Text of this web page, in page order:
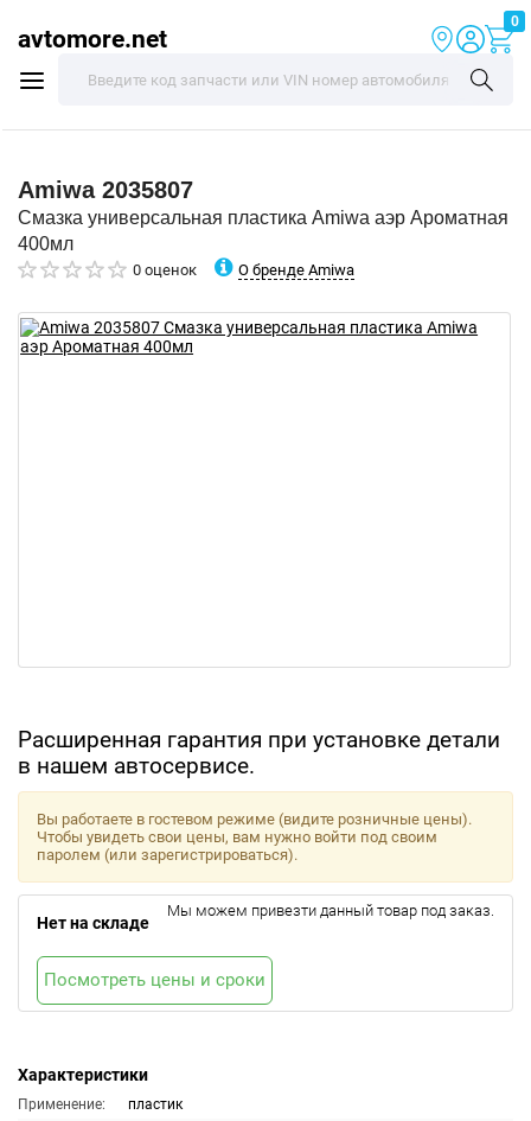
avtomore.net
0
Amiwa 2035807
Смазка универсальная пластика Amiwa аэр Ароматная
400мл
0 оценок О бренде Amiwa
Расширенная гарантия при установке детали
в нашем автосервисе.
Характеристики
Применение:
пластик
Вы работаете в гостевом режиме (видите розничные цены).
Чтобы увидеть свои цены, вам нужно войти под своим
паролем (или зарегистрироваться).
Нет на складе
Мы можем привезти данный товар под заказ.
Посмотреть цены и сроки